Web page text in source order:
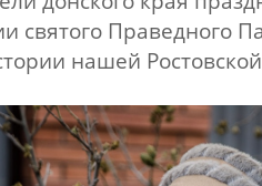
святого Праведного
нашей